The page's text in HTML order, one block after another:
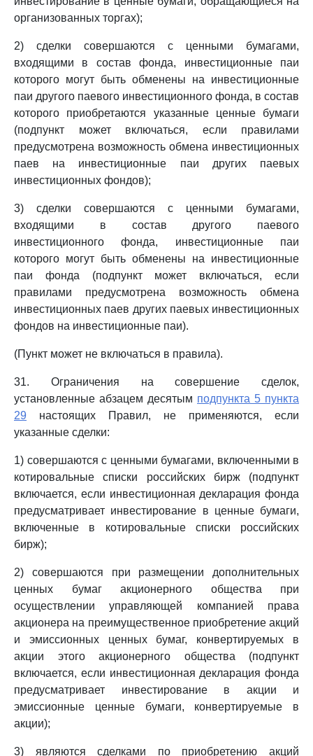
организованных торгах);
2) сделки совершаются с ценными бумагами,
входящими в состав фонда, инвестиционные паи
которого могут быть обменены на инвестиционные
паи другого паевого инвестиционного фонда, в состав
которого приобретаются указанные ценные бумаги
(подпункт может включаться, если правилами
предусмотрена возможность обмена инвестиционных
паев на инвестиционные паи других паевых
инвестиционных фондов);
3) сделки совершаются с ценными бумагами,
входящими в состав другого паевого
инвестиционного фонда, инвестиционные паи
которого могут быть обменены на инвестиционные
паи фонда (подпункт может включаться, если
правилами предусмотрена возможность обмена
инвестиционных паев других паевых инвестиционных
фондов на инвестиционные паи).
(Пункт может не включаться в правила).
31. Ограничения на совершение сделок,
установленные абзацем десятым подпункта 5 пункта
29 настоящих Правил, не применяются, если
указанные сделки:
1) совершаются с ценными бумагами, включенными в
котировальные списки российских бирж (подпункт
включается, если инвестиционная декларация фонда
предусматривает инвестирование в ценные бумаги,
включенные в котировальные списки российских
бирж);
2) совершаются при размещении дополнительных
ценных бумаг акционерного общества при
осуществлении управляющей компанией права
акционера на преимущественное приобретение акций
и эмиссионных ценных бумаг, конвертируемых в
акции этого акционерного общества (подпункт
включается, если инвестиционная декларация фонда
предусматривает инвестирование в акции и
эмиссионные ценные бумаги, конвертируемые в
акции);
3) являются сделками по приобретению акций